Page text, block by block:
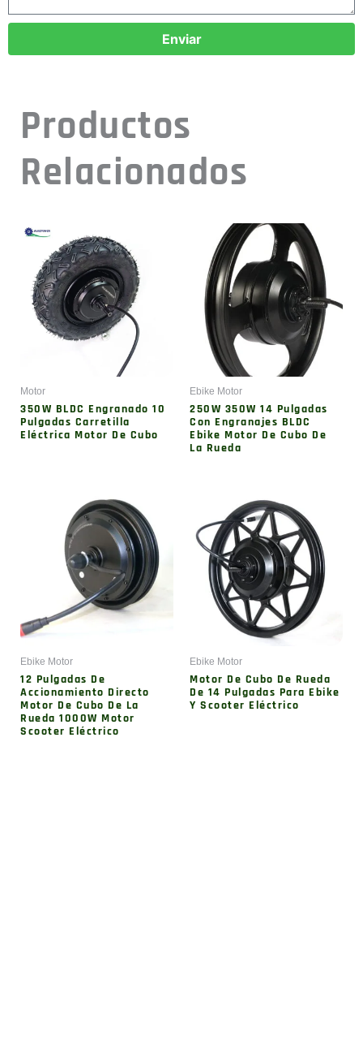
Enviar
Productos
Relacionados
Motor
350W BLDC Engranado 10
Pulgadas Carretilla
Eléctrica Motor De Cubo
Ebike Motor
250W 350W 14 Pulgadas
Con Engranajes BLDC
Ebike Motor De Cubo De
La Rueda
Ebike Motor
12 Pulgadas De
Accionamiento Directo
Motor De Cubo De La
Rueda 1000W Motor
Scooter Eléctrico
Ebike Motor
Motor De Cubo De Rueda
De 14 Pulgadas Para Ebike
Y Scooter Eléctrico